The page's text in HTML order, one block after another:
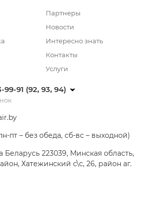
Партнеры
Новости
Интересно знать
Контакты
Услуги
99-91 (92, 93, 94)
пт – без обеда, сб-вс – выходной)
Беларусь 223039, Минская область,
Хатежинский с\с, 26, район аг.